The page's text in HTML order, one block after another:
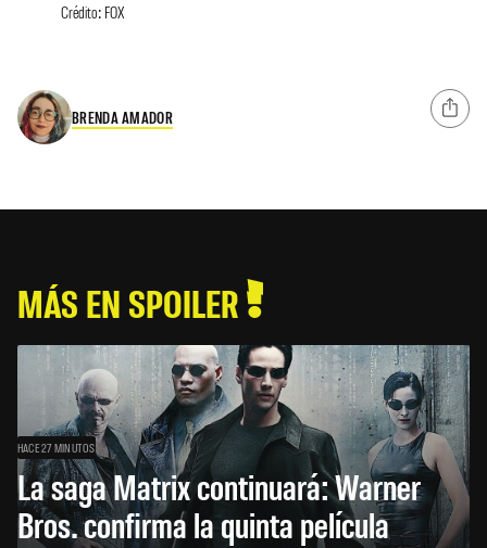
Crédito: FOX
BRENDA AMADOR
MÁS EN SPOILER
HACE 27 MINUTOS
La saga Matrix continuará: Warner
Bros. confirma la quinta película